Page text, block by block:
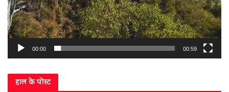
00:00 00:59
हाल के पोस्ट